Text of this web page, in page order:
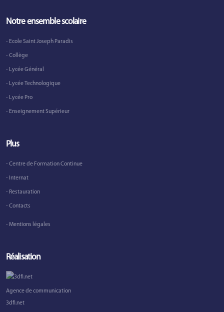
Notre ensemble scolaire
- Ecole Saint Joseph Paradis
- Collège
- Lycée Général
- Lycée Technologique
- Lycée Pro
- Enseignement Supérieur
Plus
- Centre de Formation Continue
- Internat
- Restauration
- Contacts
- Mentions légales
Réalisation
Agence de communication
3dfi.net